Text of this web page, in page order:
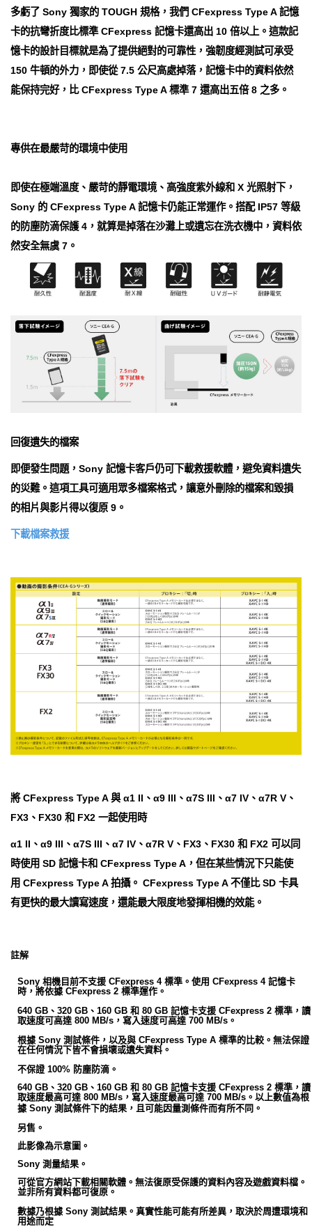
多虧了 Sony 獨家的 TOUGH 規格，我們 CFexpress Type A 記憶
卡的抗彎折度比標準 CFexpress 記憶卡還高出 10 倍以上。這款記
憶卡的設計目標就是為了提供絕對的可靠性，強韌度經測試可承受
150 牛頓的外力，即使從 7.5 公尺高處掉落，記憶卡中的資料依然
能保持完好，比 CFexpress Type A 標準 7 還高出五倍 8 之多。
專供在最嚴苛的環境中使用
即使在極端溫度、嚴苛的靜電環境、高強度紫外線和 X 光照射下，
Sony 的 CFexpress Type A 記憶卡仍能正常運作。搭配 IP57 等級
的防塵防滴保護 4，就算是掉落在沙灘上或遺忘在洗衣機中，資料依
然安全無虞 7。
回復遺失的檔案
即便發生問題，Sony 記憶卡客戶仍可下載救援軟體，避免資料遺失
的災難。這項工具可適用眾多檔案格式，讓意外刪除的檔案和毀損
的相片與影片得以復原 9。
下載檔案救援
將 CFexpress Type A 與 α1 II、α9 III、α7S III、α7 IV、α7R V、
FX3、FX30 和 FX2 一起使用時
α1 II、α9 III、α7S III、α7 IV、α7R V、FX3、FX30 和 FX2 可以同
時使用 SD 記憶卡和 CFexpress Type A，但在某些情況下只能使
用 CFexpress Type A 拍攝。 CFexpress Type A 不僅比 SD 卡具
有更快的最大讀寫速度，還能最大限度地發揮相機的效能。
註解
Sony 相機目前不支援 CFexpress 4 標準。使用 CFexpress 4 記憶卡
時，將依據 CFexpress 2 標準運作。
640 GB、320 GB、160 GB 和 80 GB 記憶卡支援 CFexpress 2 標準，讀
取速度可高達 800 MB/s，寫入速度可高達 700 MB/s。
根據 Sony 測試條件，以及與 CFexpress Type A 標準的比較。無法保證
在任何情況下皆不會損壞或遺失資料。
不保證 100% 防塵防滴。
640 GB、320 GB、160 GB 和 80 GB 記憶卡支援 CFexpress 2 標準，讀
取速度最高可達 800 MB/s，寫入速度最高可達 700 MB/s。以上數值為根
據 Sony 測試條件下的結果，且可能因量測條件而有所不同。
另售。
此影像為示意圖。
Sony 測量結果。
可從官方網站下載相關軟體。無法復原受保護的資料內容及遊戲資料檔。
並非所有資料都可復原。
數據乃根據 Sony 測試結果。真實性能可能有所差異，取決於周遭環境和
用途而定